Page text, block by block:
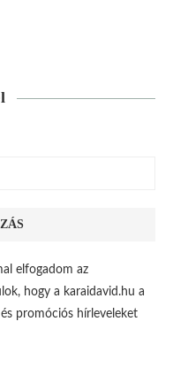
elfogadom az
hogy a karaidavid.hu a
promóciós hírleveleket